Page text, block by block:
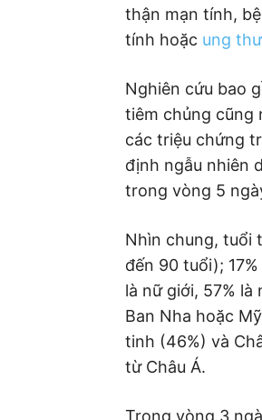
thận mạn tính,
tính hoặc ung thư
Nghiên cứu bao
tiêm chủng cũng
các triệu chứng
định ngẫu nhiên
trong vòng 5
Nhìn chung, tuổi
đến 90 tuổi);
là nữ giới, 57%
Ban Nha hoặc
tinh (46%) và
từ Châu Á.